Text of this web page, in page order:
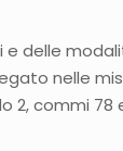
delle
nelle
2, commi